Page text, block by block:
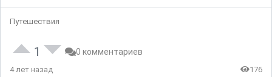
Путешествия
1 0 комментариев
4 лет назад 176